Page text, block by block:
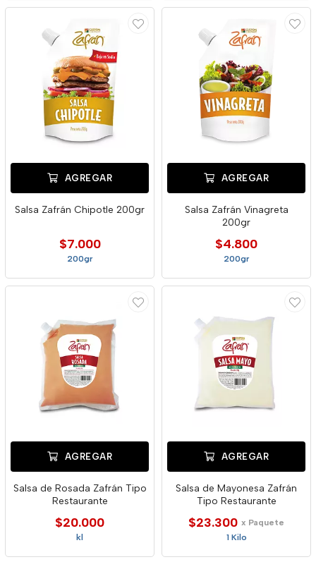
AGREGAR
Salsa Zafrán Chipotle 200gr
$7.000
200gr
AGREGAR
Salsa Zafrán Vinagreta
200gr
$4.800
200gr
AGREGAR
Salsa de Rosada Zafrán Tipo
Restaurante
$20.000
kl
AGREGAR
Salsa de Mayonesa Zafrán
Tipo Restaurante
$23.300 x Paquete
1 Kilo